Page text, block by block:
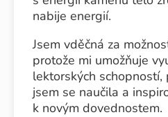
nabije energií.
Jsem vděčná za
protože mi umožňuje
lektorských
jsem se naučila a
k novým dovednostem.